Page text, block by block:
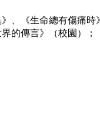
、《生命總有傷痛
的傳言》（校園）